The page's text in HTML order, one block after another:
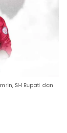
SH Bupati dan